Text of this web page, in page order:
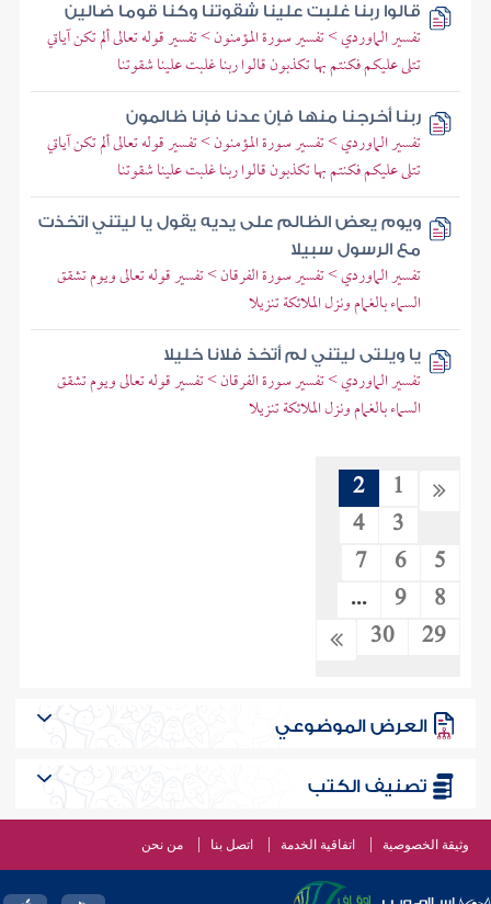
قالوا ربنا غلبت علينا شقوتنا وكنا قوما ضالين
تفسير الماوردي > تفسير سورة المؤمنون > تفسير قوله تعالى ألم تكن آياتي
تتلى عليكم فكنتم بها تكذبون قالوا ربنا غلبت علينا شقوتنا
ربنا أخرجنا منها فإن عدنا فإنا ظالمون
تفسير الماوردي > تفسير سورة المؤمنون > تفسير قوله تعالى ألم تكن آياتي
تتلى عليكم فكنتم بها تكذبون قالوا ربنا غلبت علينا شقوتنا
ويوم يعض الظالم على يديه يقول يا ليتني اتخذت
مع الرسول سبيلا
تفسير الماوردي > تفسير سورة الفرقان > تفسير قوله تعالى ويوم تشقق
السماء بالغمام ونزل الملائكة تنزيلا
يا ويلتى ليتني لم أتخذ فلانا خليلا
تفسير الماوردي > تفسير سورة الفرقان > تفسير قوله تعالى ويوم تشقق
السماء بالغمام ونزل الملائكة تنزيلا
1
2
3
4
5
6
7
8
9
...
29
30
العرض الموضوعي
تصنيف الكتب
وثيقة الخصوصية اتفاقية الخدمة اتصل بنا من نحن